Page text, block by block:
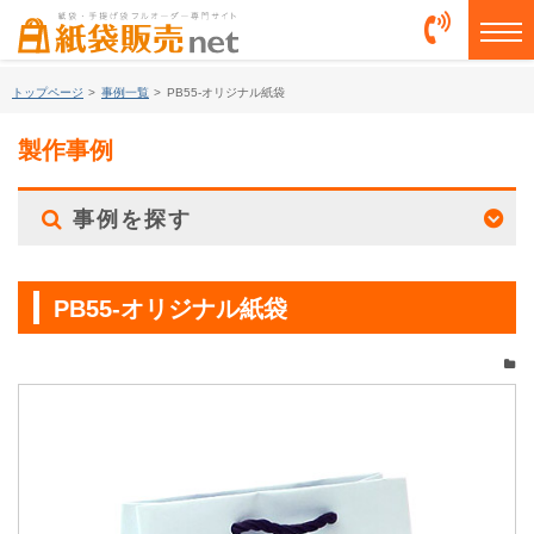
トップページ > 事例一覧 > PB55-オリジナル紙袋
製作事例
事例を探す
PB55-オリジナル紙袋